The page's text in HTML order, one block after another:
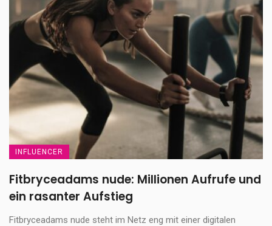
INFLUENCER
Fitbryceadams nude: Millionen Aufrufe und
ein rasanter Aufstieg
Fitbryceadams nude steht im Netz eng mit einer digitalen